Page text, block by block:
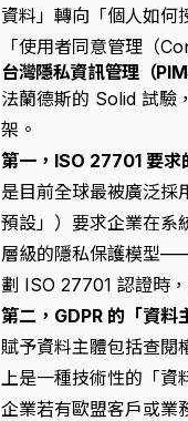
資料」轉向「個人如何
「使用者同意管理（
台灣隱私資訊管理（
法蘭德斯的 Solid 試驗
架。
第一，ISO 27701 要
是目前全球最被廣泛採
預設」）要求企業在系
層級的隱私保護模型
劃 ISO 27701 認證時
第二，GDPR 的「資料
賦予資料主體包括查閱
上是一種技術性的「
企業若有歐盟客戶或業